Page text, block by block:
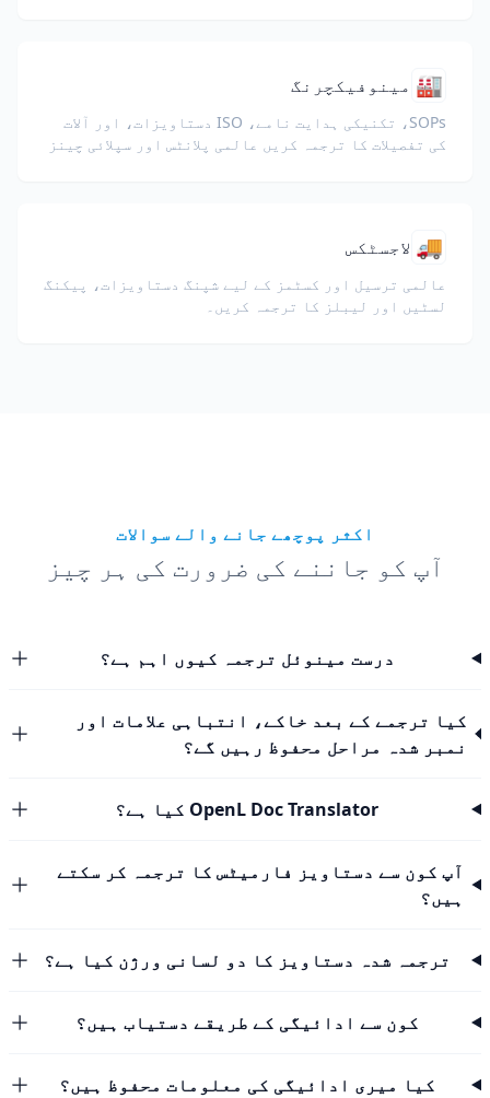
🏭 مینوفیکچرنگ
SOPs، تکنیکی ہدایت نامے، ISO دستاویزات، اور آلات
کی تفصیلات کا ترجمہ کریں عالمی پلانٹس اور سپلائی چینز
🚚 لاجسٹکس
عالمی ترسیل اور کسٹمز کے لیے شپنگ دستاویزات، پیکنگ
لسٹیں اور لیبلز کا ترجمہ کریں۔
اکثر پوچھے جانے والے سوالات
آپ کو جاننے کی ضرورت کی ہر چیز
درست مینوئل ترجمہ کیوں اہم ہے؟
کیا ترجمے کے بعد خاکے، انتباہی علامات اور
نمبر شدہ مراحل محفوظ رہیں گے؟
OpenL Doc Translator کیا ہے؟
آپ کون سے دستاویز فارمیٹس کا ترجمہ کر سکتے
ہیں؟
ترجمہ شدہ دستاویز کا دو لسانی ورژن کیا ہے؟
کون سے ادائیگی کے طریقے دستیاب ہیں؟
کیا میری ادائیگی کی معلومات محفوظ ہیں؟